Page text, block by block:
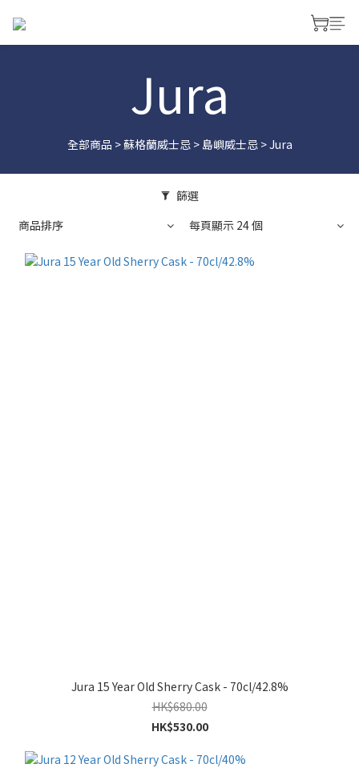
Jura
全部商品 >蘇格蘭威士忌> 島嶼威士忌>Jura
篩選
商品排序
每頁顯示 24 個
Jura 15 Year Old Sherry Cask - 70cl/42.8%
HK$680.00
HK$530.00